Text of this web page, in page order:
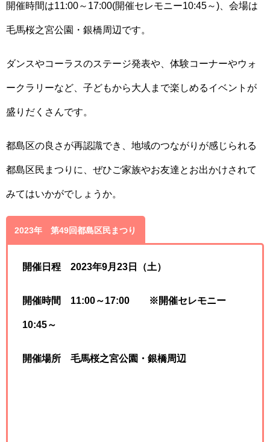
開催時間は11:00～17:00(開催セレモニー10:45～)、会場は
毛馬桜之宮公園・銀橋周辺です。
ダンスやコーラスのステージ発表や、体験コーナーやウォ
ークラリーなど、子どもから大人まで楽しめるイベントが
盛りだくさんです。
都島区の良さが再認識でき、地域のつながりが感じられる
都島区民まつりに、ぜひご家族やお友達とお出かけされて
みてはいかがでしょうか。
2023年 第49回都島区民まつり
開催日程 2023年9月23日（土）
開催時間 11:00～17:00 ※開催セレモニー
10:45～
開催場所 毛馬桜之宮公園・銀橋周辺